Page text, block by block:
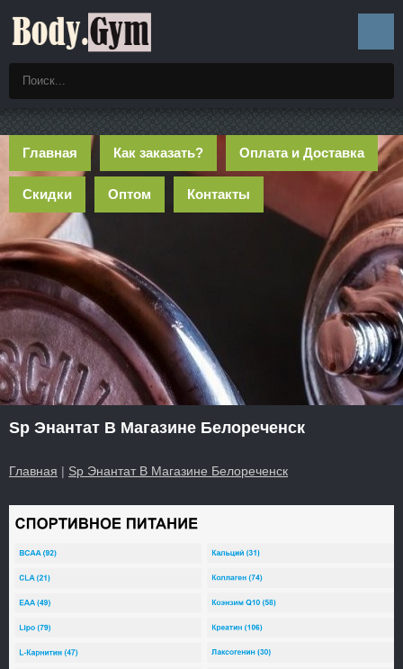
Главная Как заказать? Оплата и Доставка
Скидки Оптом Контакты
Sp Энантат В Магазине Белореченск
Главная | Sp Энантат В Магазине Белореченск